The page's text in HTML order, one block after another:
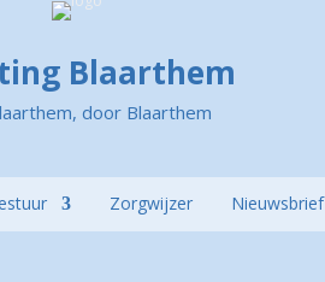
Blaarthem
door Blaarthem
Zorgwijzer Nieuwsbrief